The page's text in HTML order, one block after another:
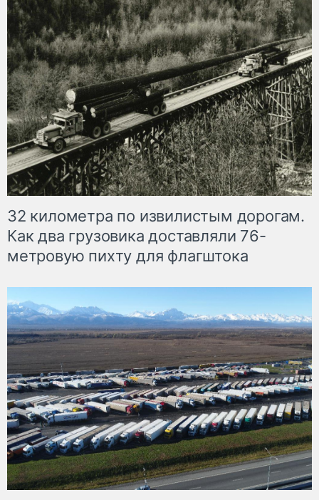
32 километра по извилистым дорогам.
Как два грузовика доставляли 76-
метровую пихту для флагштока